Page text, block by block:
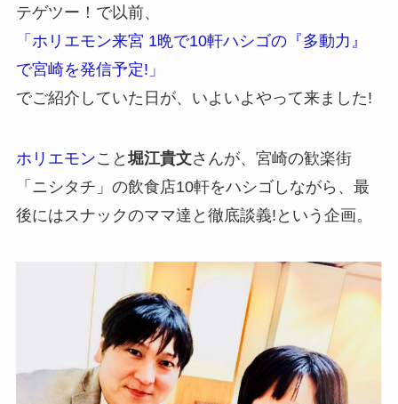
テゲツー！で以前、
「ホリエモン来宮 1晩で10軒ハシゴの『多動力』
で宮崎を発信予定!」
でご紹介していた日が、いよいよやって来ました!
ホリエモンこと堀江貴文さんが、宮崎の歓楽街
「ニシタチ」の飲食店10軒をハシゴしながら、最
後にはスナックのママ達と徹底談義!という企画。